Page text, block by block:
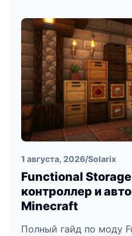
1 августа, 2026/Solarix
Functional
контроллер и
Minecraft
Полный гайд по моду